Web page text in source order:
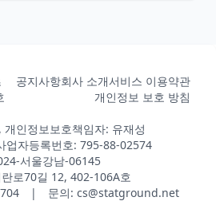
공지사항회사 소개서비스 이용약관
개인정보 보호 방침
개인정보보호책임자: 유재성
업자등록번호: 795-88-02574
서울강남-06145
로70길 12, 402-106A호
| 문의: cs@statground.net